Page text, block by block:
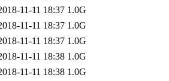
11-11 18:37 1.0G
11-11 18:37 1.0G
11-11 18:37 1.0G
11-11 18:38 1.0G
11-11 18:38 1.0G